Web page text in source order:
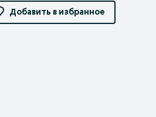
Добавить в избранное